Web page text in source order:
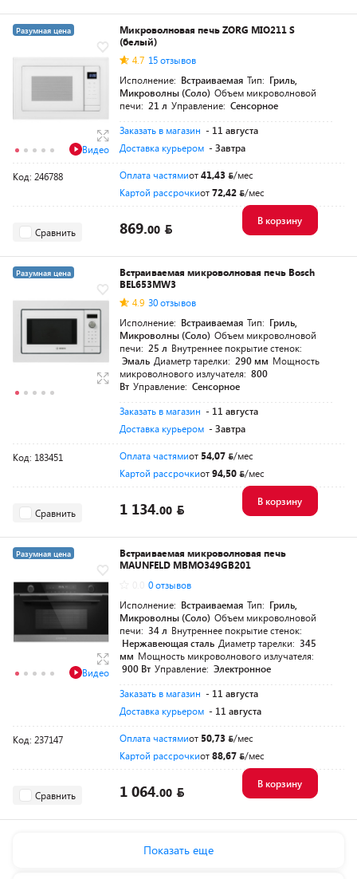
Разумная цена
Видео
Микроволновая печь ZORG MIO211 S
(белый)
4.7 15 отзывов
Исполнение: Встраиваемая Тип: Гриль,
Микроволны (Соло) Объем микроволновой
печи: 21 л Управление: Сенсорное
Заказать в магазин - 11 августа
Доставка курьером - Завтра
Код: 246788 Оплата частямиот41,43
/мес
Картой рассрочкиот72,42 /мес
Сравнить 869.00
В корзину
Разумная цена
Встраиваемая микроволновая печь Bosch
BEL653MW3
4.9 30 отзывов
Исполнение: Встраиваемая Тип: Гриль,
Микроволны (Соло) Объем микроволновой
печи: 25 л Внутреннее покрытие стенок:
Эмаль Диаметр тарелки: 290 мм Мощность
микроволнового излучателя: 800
Вт Управление: Сенсорное
Заказать в магазин - 11 августа
Доставка курьером - Завтра
Код: 183451 Оплата частямиот 54,07
/мес
Картой рассрочкиот94,50 /мес
Сравнить 1 134.00
В корзину
Разумная цена
Видео
Встраиваемая микроволновая печь
MAUNFELD MBMO349GB201
0 отзывов
Исполнение: Встраиваемая Тип: Гриль,
Микроволны (Соло) Объем микроволновой
печи: 34 л Внутреннее покрытие стенок:
Нержавеющая сталь Диаметр тарелки: 345
мм Мощность микроволнового излучателя:
900 Вт Управление: Электронное
Заказать в магазин - 11 августа
Доставка курьером - 11 августа
Код: 237147 Оплата частямиот 50,73
/мес
Картой рассрочкиот88,67 /мес
Сравнить 1 064.00
В корзину
Показать еще